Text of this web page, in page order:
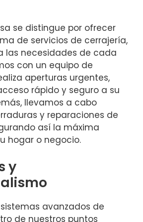
se distingue por ofrecer
de servicios de cerrajería,
las necesidades de cada
con un equipo de
aperturas urgentes,
rápido y seguro a su
llevamos a cabo
y reparaciones de
así la máxima
hogar o negocio.
y
avanzados de
de nuestros puntos